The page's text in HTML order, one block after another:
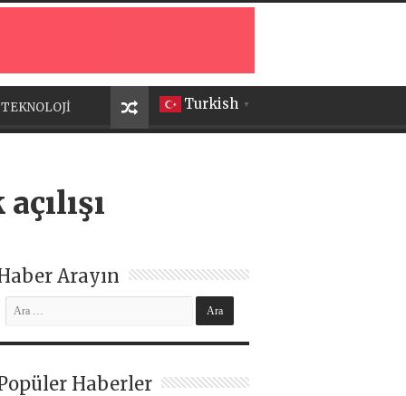
Turkish ▼
TEKNOLOJİ
Arayın
Haberler